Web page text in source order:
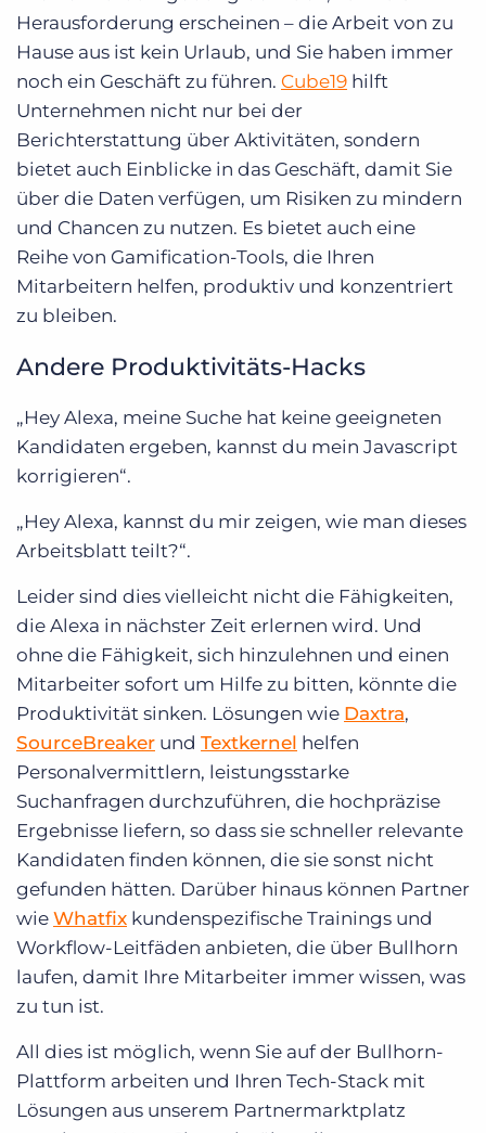
Herausforderung erscheinen – die Arbeit von zu
Hause aus ist kein Urlaub, und Sie haben immer
noch ein Geschäft zu führen. Cube19 hilft
Unternehmen nicht nur bei der
Berichterstattung über Aktivitäten, sondern
bietet auch Einblicke in das Geschäft, damit Sie
über die Daten verfügen, um Risiken zu mindern
und Chancen zu nutzen. Es bietet auch eine
Reihe von Gamification-Tools, die Ihren
Mitarbeitern helfen, produktiv und konzentriert
zu bleiben.
Andere Produktivitäts-Hacks
„Hey Alexa, meine Suche hat keine geeigneten
Kandidaten ergeben, kannst du mein Javascript
korrigieren“.
„Hey Alexa, kannst du mir zeigen, wie man dieses
Arbeitsblatt teilt?“.
Leider sind dies vielleicht nicht die Fähigkeiten,
die Alexa in nächster Zeit erlernen wird. Und
ohne die Fähigkeit, sich hinzulehnen und einen
Mitarbeiter sofort um Hilfe zu bitten, könnte die
Produktivität sinken. Lösungen wie Daxtra,
SourceBreaker und Textkernel helfen
Personalvermittlern, leistungsstarke
Suchanfragen durchzuführen, die hochpräzise
Ergebnisse liefern, so dass sie schneller relevante
Kandidaten finden können, die sie sonst nicht
gefunden hätten. Darüber hinaus können Partner
wie Whatfix kundenspezifische Trainings und
Workflow-Leitfäden anbieten, die über Bullhorn
laufen, damit Ihre Mitarbeiter immer wissen, was
zu tun ist.
All dies ist möglich, wenn Sie auf der Bullhorn-
Plattform arbeiten und Ihren Tech-Stack mit
Lösungen aus unserem Partnermarktplatz